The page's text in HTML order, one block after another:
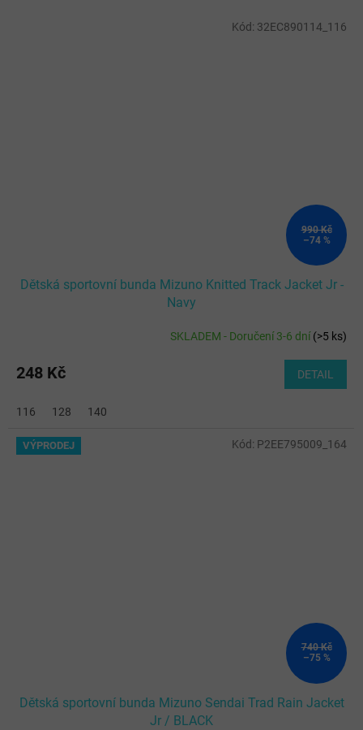
990 Kč
–74 %
Dětská sportovní bunda Mizuno Knitted Track Jacket Jr -
Navy
SKLADEM - Doručení 3-6 dní(>5 ks)
248 Kč DETAIL
116 128 140
Kód: 32EC890114_116
VÝPRODEJ
740 Kč
–75 %
Dětská sportovní bunda Mizuno Sendai Trad Rain Jacket
Jr / BLACK
Kód: P2EE795009_164